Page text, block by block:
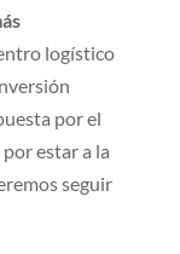
logístico
por el
estar a la
seguir